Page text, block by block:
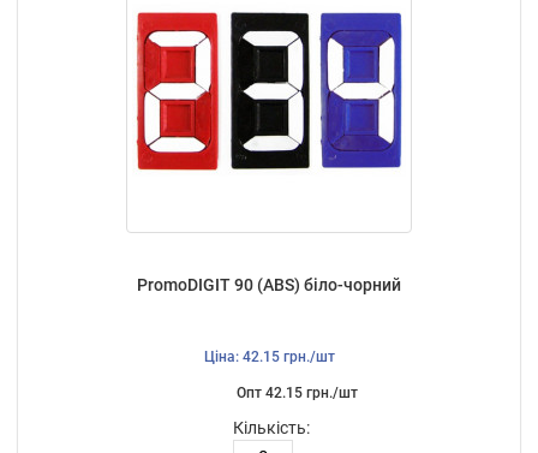
PromoDIGIT 90 (ABS) біло-чорний
Ціна: 42.15 грн./шт
Опт 42.15 грн./шт
Кількість: